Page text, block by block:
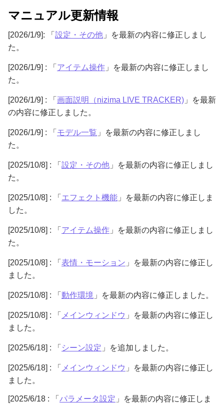
マニュアル更新情報
[2026/1/9]: 「 設定・その他 」を最新の内容に修正しまし
た。
[2026/1/9] : 「 アイテム操作 」を最新の内容に修正しまし
た。
[2026/1/9] : 「 画面説明（nizima LIVE TRACKER) 」を最新
の内容に修正しました。
[2026/1/9] : 「 モデル一覧 」を最新の内容に修正しまし
た。
[2025/10/8] : 「 設定・その他 」を最新の内容に修正しまし
た。
[2025/10/8] : 「 エフェクト機能 」を最新の内容に修正しま
した。
[2025/10/8] : 「 アイテム操作 」を最新の内容に修正しまし
た。
[2025/10/8] : 「 表情・モーション 」を最新の内容に修正し
ました。
[2025/10/8] : 「 動作環境 」を最新の内容に修正しました。
[2025/10/8] : 「 メインウィンドウ 」を最新の内容に修正し
ました。
[2025/6/18] : 「 シーン設定 」を追加しました。
[2025/6/18] : 「 メインウィンドウ 」を最新の内容に修正し
ました。
[2025/6/18 : 「 パラメータ設定 」を最新の内容に修正しま